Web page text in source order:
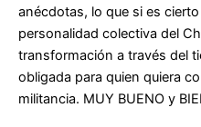
anécdotas, lo que si es
personalidad colectiva del
transformación a través del
obligada para quien quiera
militancia. MUY BUENO y